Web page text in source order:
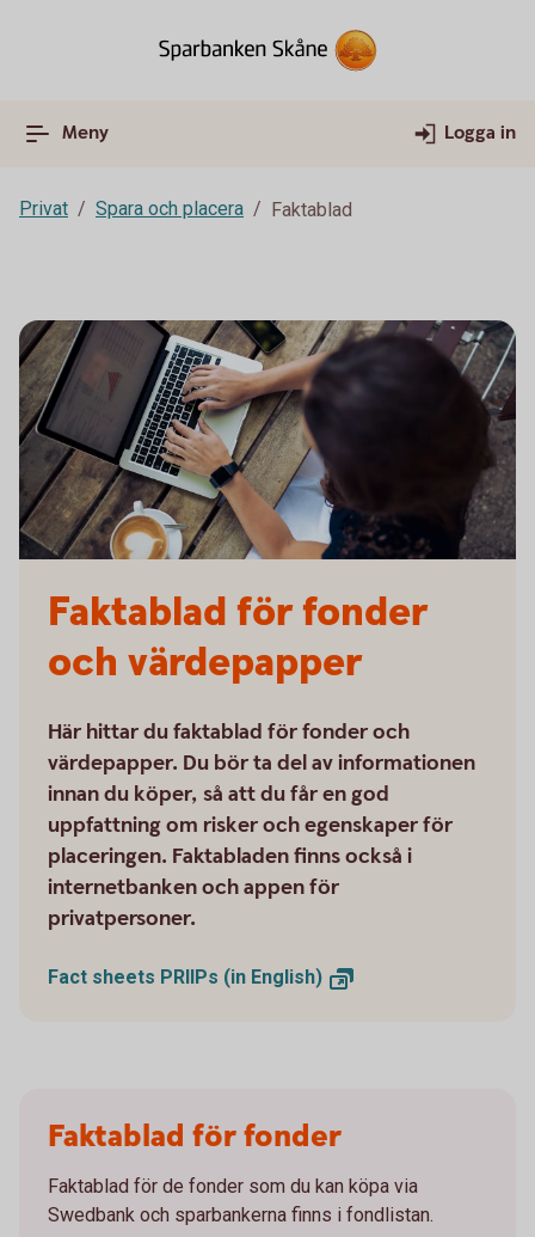
Meny Logga in
Privat Spara och placera Faktablad
Faktablad för fonder
och värdepapper
Här hittar du faktablad för fonder och
värdepapper. Du bör ta del av informationen
innan du köper, så att du får en god
uppfattning om risker och egenskaper för
placeringen. Faktabladen finns också i
internetbanken och appen för
privatpersoner.
Fact sheets PRIIPs (in English)
Faktablad för fonder
Faktablad för de fonder som du kan köpa via
Swedbank och sparbankerna finns i fondlistan.